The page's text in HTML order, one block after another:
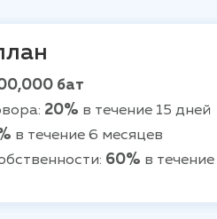
бат
20% в течение 15 дней
в течение 6 месяцев
60% в